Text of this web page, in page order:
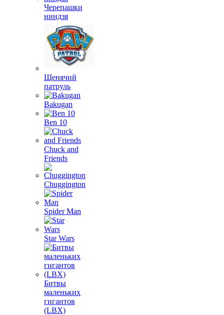
Черепашки
ниндзя
Щенячий
патруль
Bakugan
Ben 10
Chuck and
Friends
Chuggington
Spider Man
Star Wars
Битвы
маленьких
гигантов
(LBX)